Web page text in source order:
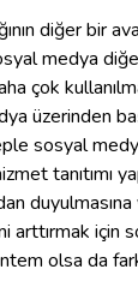
diğer bir
medya
çok
üzerinden
sosyal
tanıtımı
duyulmasına
arttırmak için
olsa da